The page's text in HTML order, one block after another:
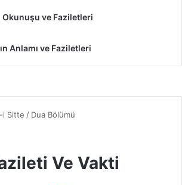
Okunuşu ve Faziletleri
Anlamı ve Faziletleri